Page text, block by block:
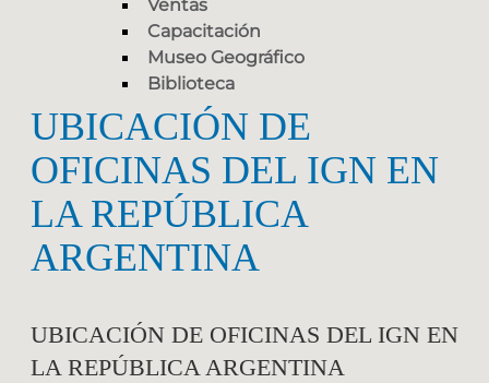
Ventas
Capacitación
Museo Geográfico
Biblioteca
UBICACIÓN DE
OFICINAS DEL IGN EN
LA REPÚBLICA
ARGENTINA
UBICACIÓN DE OFICINAS DEL IGN EN
LA REPÚBLICA ARGENTINA